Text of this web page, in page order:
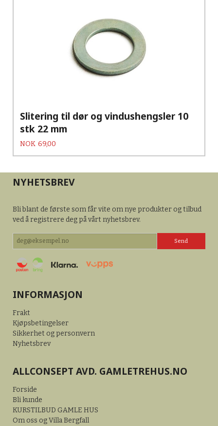
Slitering til dør og vindushengsler 10
stk 22 mm
Pris
NOK 69,00
NYHETSBREV
Bli blant de første som får vite om nye produkter og tilbud
ved å registrere deg på vårt nyhetsbrev.
INFORMASJON
Frakt
Kjøpsbetingelser
Sikkerhet og personvern
Nyhetsbrev
ALLCONSEPT AVD. GAMLETREHUS.NO
Forside
Bli kunde
KURSTILBUD GAMLE HUS
Om oss og Villa Bergfall